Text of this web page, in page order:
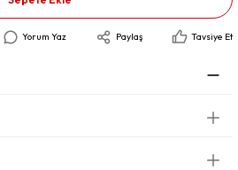
Yorum Yaz Paylaş Tavsiye Et